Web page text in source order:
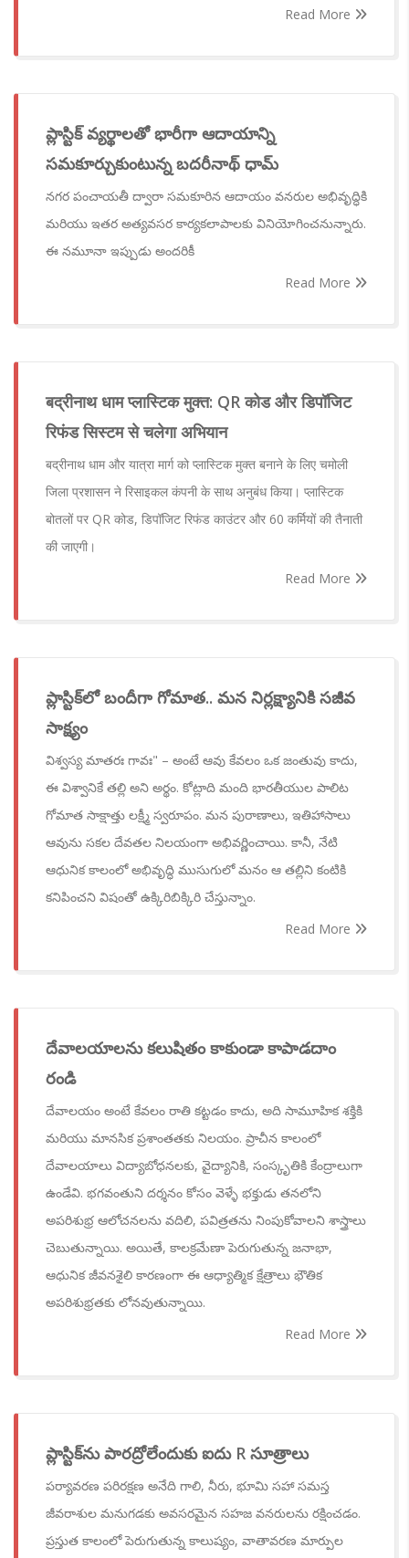
Read More
ప్లాస్టిక్ వ్యర్థాలతో భారీగా ఆదాయాన్ని
సమకూర్చుకుంటున్న బదరీనాథ్ ధామ్
నగర పంచాయతీ ద్వారా సమకూరిన ఆదాయం వనరుల అభివృద్ధికి
మరియు ఇతర అత్యవసర కార్యకలాపాలకు వినియోగించనున్నారు.
ఈ నమూనా ఇప్పుడు అందరికీ
Read More
बद्रीनाथ धाम प्लास्टिक मुक्त: QR कोड और डिपॉजिट
रिफंड सिस्टम से चलेगा अभियान
बद्रीनाथ धाम और यात्रा मार्ग को प्लास्टिक मुक्त बनाने के लिए चमोली
जिला प्रशासन ने रिसाइकल कंपनी के साथ अनुबंध किया। प्लास्टिक
बोतलों पर QR कोड, डिपॉजिट रिफंड काउंटर और 60 कर्मियों की तैनाती
की जाएगी।
Read More
ప్లాస్టిక్‌లో బందీగా గోమాత.. మన నిర్లక్ష్యానికి సజీవ
సాక్ష్యం
విశ్వస్య మాతరః గావః" – అంటే ఆవు కేవలం ఒక జంతువు కాదు,
ఈ విశ్వానికే తల్లి అని అర్థం. కోట్లాది మంది భారతీయుల పాలిట
గోమాత సాక్షాత్తు లక్ష్మీ స్వరూపం. మన పురాణాలు, ఇతిహాసాలు
ఆవును సకల దేవతల నిలయంగా అభివర్ణించాయి. కానీ, నేటి
ఆధునిక కాలంలో అభివృద్ధి ముసుగులో మనం ఆ తల్లిని కంటికి
కనిపించని విషంతో ఉక్కిరిబిక్కిరి చేస్తున్నాం.
Read More
దేవాలయాలను కలుషితం కాకుండా కాపాడదాం
రండి
దేవాలయం అంటే కేవలం రాతి కట్టడం కాదు, అది సామూహిక శక్తికి
మరియు మానసిక ప్రశాంతతకు నిలయం. ప్రాచీన కాలంలో
దేవాలయాలు విద్యాబోధనలకు, వైద్యానికి, సంస్కృతికి కేంద్రాలుగా
ఉండేవి. భగవంతుని దర్శనం కోసం వెళ్ళే భక్తుడు తనలోని
అపరిశుభ్ర ఆలోచనలను వదిలి, పవిత్రతను నింపుకోవాలని శాస్త్రాలు
చెబుతున్నాయి. అయితే, కాలక్రమేణా పెరుగుతున్న జనాభా,
ఆధునిక జీవనశైలి కారణంగా ఈ ఆధ్యాత్మిక క్షేత్రాలు భౌతిక
అపరిశుభ్రతకు లోనవుతున్నాయి.
Read More
ప్లాస్టిక్‌ను పారద్రోలేందుకు ఐదు R సూత్రాలు
పర్యావరణ పరిరక్షణ అనేది గాలి, నీరు, భూమి సహా సమస్త
జీవరాశుల మనుగడకు అవసరమైన సహజ వనరులను రక్షించడం.
ప్రస్తుత కాలంలో పెరుగుతున్న కాలుష్యం, వాతావరణ మార్పుల